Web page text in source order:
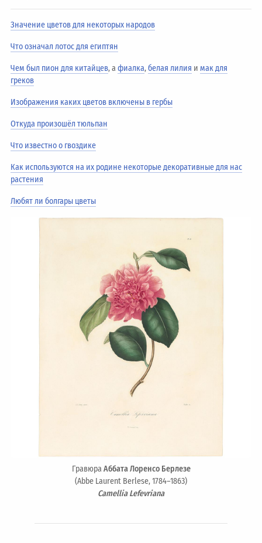
Значение цветов для некоторых народов
Что означал лотос для египтян
Чем был пион для китайцев, афиалка,белая лилия имак для
греков
Изображения каких цветов включены в гербы
Откуда произошёл тюльпан
Что известно о гвоздике
Как используются на их родине некоторые декоративные для нас
растения
Любят ли болгары цветы
ГравюраАббата Лоренсо Берлезе
(Abbe Laurent Berlese, 1784–1863)
Camellia Lefevriana